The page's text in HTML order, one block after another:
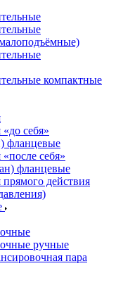
компактные
себя»
фланцевые
себя»
фланцевые
действия
ручные
пара